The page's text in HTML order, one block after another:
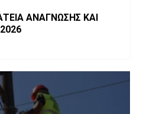
ΑΝΑΓΝΩΣΗΣ ΚΑΙ